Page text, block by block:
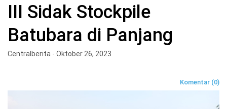
III Sidak Stockpile
Batubara di Panjang
Centralberita - Oktober 26, 2023
Komentar (0)